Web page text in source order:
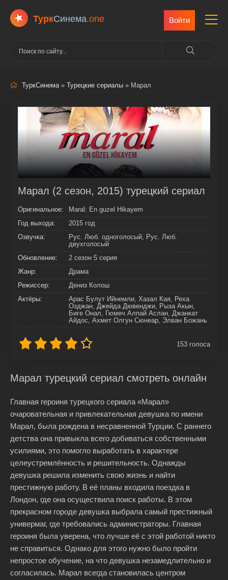
ТуркCинема.one Войти
ТуркСинема» Турецкие сериалы » Марал
Марал (2 сезон, 2015) турецкий сериал
Оригинальное:
Maral: En guzel Hikayem
Год выхода:
2015 год
Озвучка:
Рус. Люб. одноголосый, Рус. Люб.
двухголосый
Обновление:
2 сезон 5 серия
Жанр:
Драма
Режиссер:
Дениз Колош
Актёры:
Арас Булут Ийнемли, Хазал Кая, Реха
Озджан, Джейда Дювенджи, Рыза Акын,
Биге Онал, Гюмеч Алпай Аслан, Джанкат
Айдос, Ахмет Олгун Сюнеар, Элван Божань
153 голоса
Марал турецкий сериал смотреть онлайн
Главная героиня турецкого сериала «Марал»
очаровательная и привлекательная девушка по имени
Марал, была рождена в несравненной Турции. С раннего
детства она привыкла всего добиваться собственными
усилиями, это помогло выработать в характере
целеустремлённость и решительность. Однажды
девушка решила изменить свою жизнь и найти
престижную работу. В её планы входила поездка в
Лондон, где она осуществила поиск работы. В этом
прекрасном городе девушка выбрала самый престижный
универмаг, где требовались администраторы. Главная
героиня была уверена, что лучше её с этой работой никто
не справиться. Однако для этого нужно было пройти
непростое обучение, на что девушка незамедлительно и
согласилась. Марал всегда становилась центром